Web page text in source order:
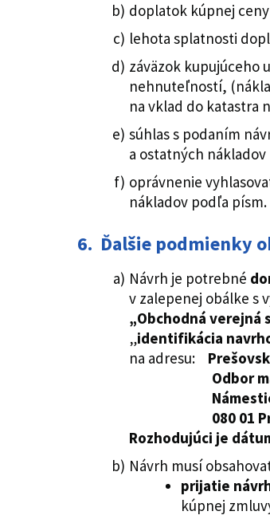
doplatok kúpnej
lehota splatnosti
záväzok kupujúceho
nehnuteľností,
na vklad do katastra
súhlas s podaním
a ostatných
oprávnenie
nákladov podľa písm.
6. Ďalšie podmienky
Návrh je potrebné
v zalepenej obálke s
„Obchodná verejná
„identifikácia
na adresu:
Odbor
Námestie
080 01
Rozhodujúci je
Návrh musí
prijatie
kúpnej